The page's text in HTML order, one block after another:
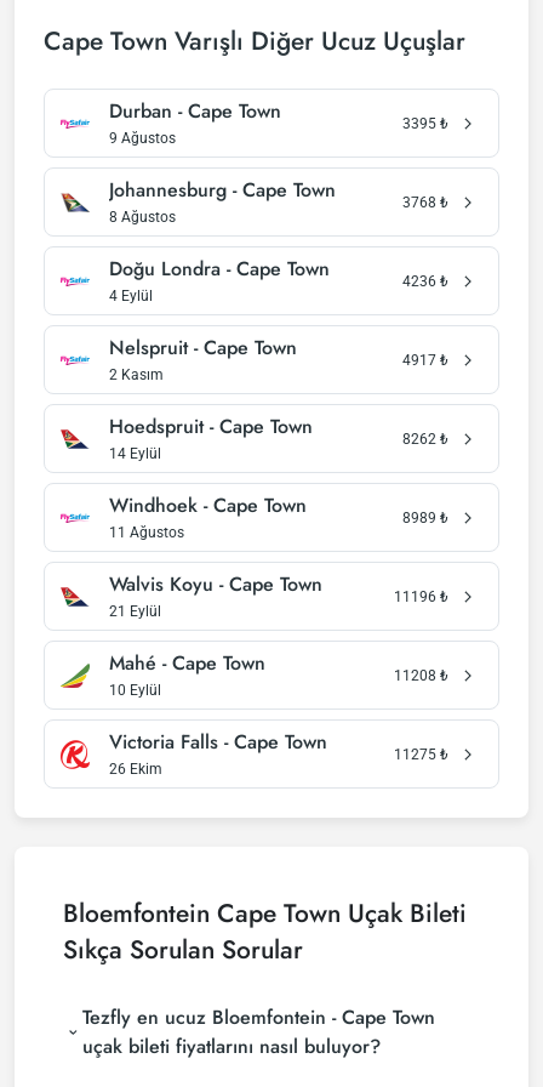
Cape Town Varışlı Diğer Ucuz Uçuşlar
Durban - Cape Town
9 Ağustos
3395 ₺
Johannesburg - Cape Town
8 Ağustos
3768 ₺
Doğu Londra - Cape Town
4 Eylül
4236 ₺
Nelspruit - Cape Town
2 Kasım
4917 ₺
Hoedspruit - Cape Town
14 Eylül
8262 ₺
Windhoek - Cape Town
11 Ağustos
8989 ₺
Walvis Koyu - Cape Town
21 Eylül
11196 ₺
Mahé - Cape Town
10 Eylül
11208 ₺
Victoria Falls - Cape Town
26 Ekim
11275 ₺
Bloemfontein Cape Town Uçak Bileti
Sıkça Sorulan Sorular
Tezfly en ucuz Bloemfontein - Cape Town
uçak bileti fiyatlarını nasıl buluyor?